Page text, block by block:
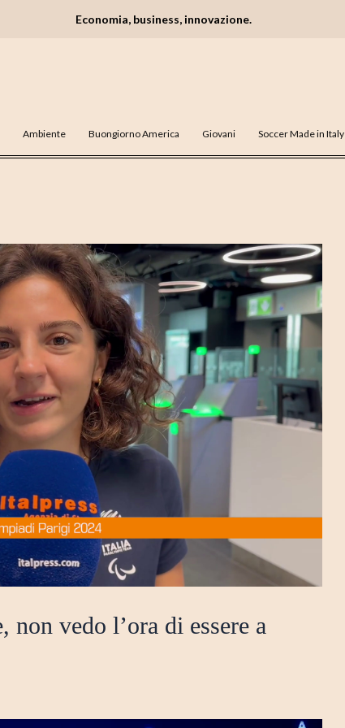
Economia, business, innovazione.
Ambiente Buongiorno America Giovani Soccer Made in Italy
vedo l’ora di essere a